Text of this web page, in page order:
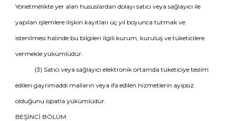
Yönetmelikte yer alan hususlardan dolayı satıcı veya sağlayıcı ile
yapılan işlemlere ilişkin kayıtları üç yıl boyunca tutmak ve
istenilmesi halinde bu bilgileri ilgili kurum, kuruluş ve tüketicilere
vermekle yükümlüdür.
(3) Satıcı veya sağlayıcı elektronik ortamda tüketiciye teslim
edilen gayrimaddi malların veya ifa edilen hizmetlerin ayıpsız
olduğunu ispatla yükümlüdür.
BEŞİNCİ BÖLÜM